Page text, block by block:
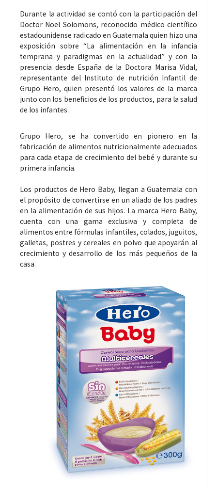
Durante la actividad se contó con la participación del
Doctor Noel Solomons, reconocido médico científico
estadounidense radicado en Guatemala quien hizo una
exposición sobre “La alimentación en la infancia
temprana y paradigmas en la actualidad” y con la
presencia desde España de la Doctora Marisa Vidal,
representante del Instituto de nutrición Infantil de
Grupo Hero, quien presentó los valores de la marca
junto con los beneficios de los productos, para la salud
de los infantes.
Grupo Hero, se ha convertido en pionero en la
fabricación de alimentos nutricionalmente adecuados
para cada etapa de crecimiento del bebé y durante su
primera infancia.
Los productos de Hero Baby, llegan a Guatemala con
el propósito de convertirse en un aliado de los padres
en la alimentación de sus hijos. La marca Hero Baby,
cuenta con una gama exclusiva y completa de
alimentos entre fórmulas infantiles, colados, juguitos,
galletas, postres y cereales en polvo que apoyarán al
crecimiento y desarrollo de los más pequeños de la
casa.